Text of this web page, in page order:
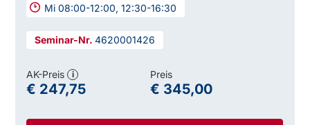
Mi 08:00-12:00, 12:30-16:30
4620001426
AK-Preis i
€ 247,75
Preis
€ 345,00